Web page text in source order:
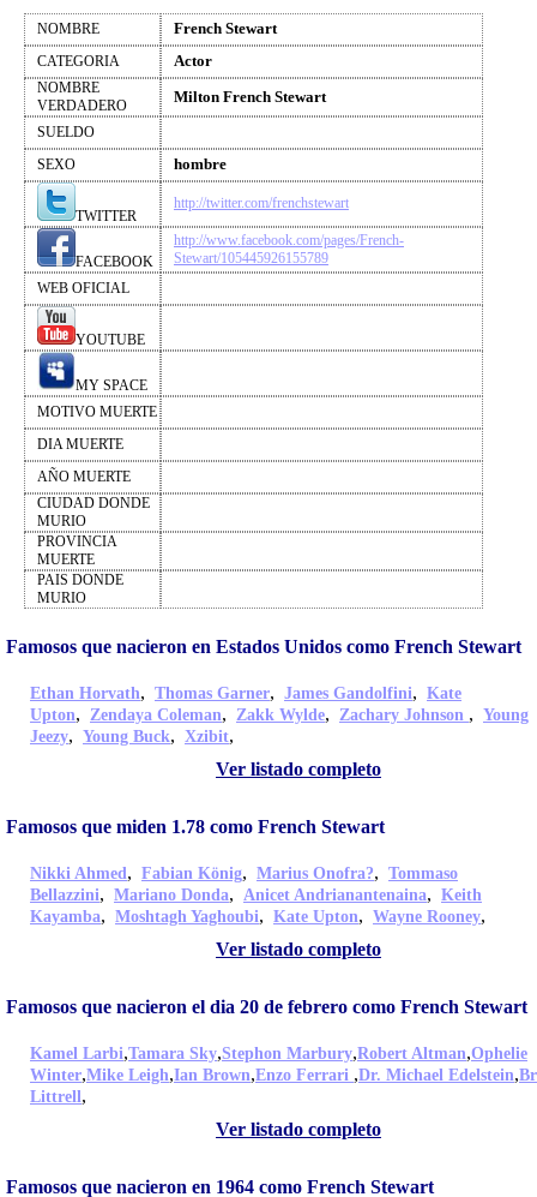
NOMBRE French Stewart
CATEGORIA Actor
NOMBRE
VERDADERO
Milton French Stewart
SUELDO
SEXO
hombre
TWITTER
http://twitter.com/frenchstewart
FACEBOOK
http://www.facebook.com/pages/French-
Stewart/105445926155789
WEB OFICIAL
YOUTUBE
MY SPACE
MOTIVO MUERTE
DIA MUERTE
AÑO MUERTE
CIUDAD DONDE
MURIO
PROVINCIA
MUERTE
PAIS DONDE
MURIO
Famosos que nacieron en Estados Unidos como French Stewart
Ethan Horvath, Thomas Garner, James Gandolfini, Kate
Upton, Zendaya Coleman, Zakk Wylde, Zachary Johnson , Young
Jeezy, Young Buck, Xzibit,
Ver listado completo
Famosos que miden 1.78 como French Stewart
Nikki Ahmed, Fabian König, Marius Onofra?, Tommaso
Bellazzini, Mariano Donda, Anicet Andrianantenaina, Keith
Kayamba, Moshtagh Yaghoubi, Kate Upton, Wayne Rooney,
Ver listado completo
Famosos que nacieron el dia 20 de febrero como French Stewart
Kamel Larbi,Tamara Sky,Stephon Marbury,Robert Altman,Ophelie
Winter,Mike Leigh,Ian Brown,Enzo Ferrari ,Dr. Michael Edelstein,
Littrell,
Ver listado completo
Famosos que nacieron en 1964 como French Stewart